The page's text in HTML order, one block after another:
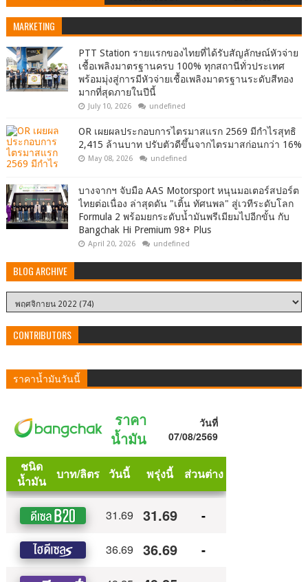
MARKETING
PTT Station รายแรกของไทยที่ได้รับสัญลักษณ์หัวจ่าย
เชื้อเพลิงมาตรฐานครบ 100% ทุกสถานีทั่วประเทศ
พร้อมมุ่งสู่การมีหัวจ่ายเชื้อเพลิงมาตรฐานระดับสีทอง
มากที่สุดภายในปีนี้
July 10, 2026 undefined
OR เผยผลประกอบการไตรมาสแรก 2569 มีกำไรสุทธิ
2,415 ล้านบาท ปรับตัวดีขึ้นจากไตรมาสก่อนกว่า 16%
May 08, 2026 undefined
บางจากฯ จับมือ AAS Motorsport หนุนมอเตอร์สปอร์ต
ไทยต่อเนื่อง ล่าสุดดัน "เติ้น ทัศนพล" สู่เวทีระดับโลก
Formula 2 พร้อมยกระดับน้ำมันพรีเมียมไปอีกขั้น กับ
Bangchak Hi Premium 98+ Plus
April 20, 2026 undefined
BLOG ARCHIVE
CONTRIBUTORS
ราคาน้ำมันวันนี้